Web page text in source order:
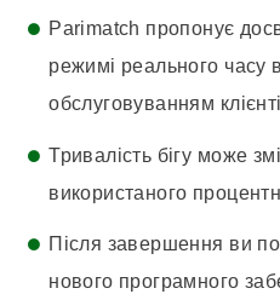
Parimatch пропонує
режимі реального часу в
обслуговуванням
Тривалість бігу може
використаного
Після завершення ви
нового програмного